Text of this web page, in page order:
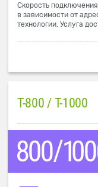
Скорость
в зависимости от
технологии. Услуга
T-800 / T-1000